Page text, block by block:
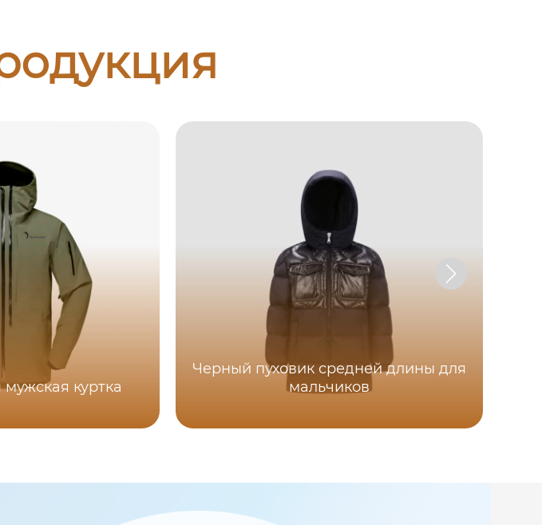
куртка
Черный пуховик средней длины для
мальчиков